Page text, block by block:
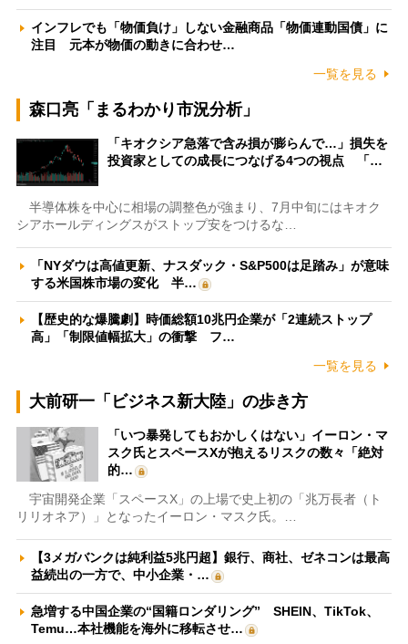
インフレでも「物価負け」しない金融商品「物価連動国債」に
注目 元本が物価の動きに合わせ…
一覧を見る
森口亮「まるわかり市況分析」
「キオクシア急落で含み損が膨らんで…」損失を
投資家としての成長につなげる4つの視点 「…
半導体株を中心に相場の調整色が強まり、7月中旬にはキオク
シアホールディングスがストップ安をつけるな…
「NYダウは高値更新、ナスダック・S&P500は足踏み」が意味
する米国株市場の変化 半…
【歴史的な爆騰劇】時価総額10兆円企業が「2連続ストップ
高」「制限値幅拡大」の衝撃 フ…
一覧を見る
大前研一「ビジネス新大陸」の歩き方
「いつ暴発してもおかしくはない」イーロン・マ
スク氏とスペースXが抱えるリスクの数々「絶対
的…
宇宙開発企業「スペースX」の上場で史上初の「兆万長者（ト
リリオネア）」となったイーロン・マスク氏。…
【3メガバンクは純利益5兆円超】銀行、商社、ゼネコンは最高
益続出の一方で、中小企業・…
急増する中国企業の“国籍ロンダリング” SHEIN、TikTok、
Temu…本社機能を海外に移転させ…